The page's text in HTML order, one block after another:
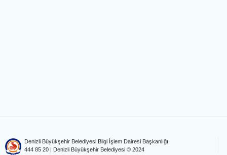
Denizli Büyükşehir Belediyesi Bilgi İşlem Dairesi Başkanlığı
444 85 20 | Denizli Büyükşehir Belediyesi © 2024